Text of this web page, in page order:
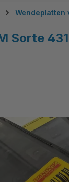
Wendeplatten
Sorte